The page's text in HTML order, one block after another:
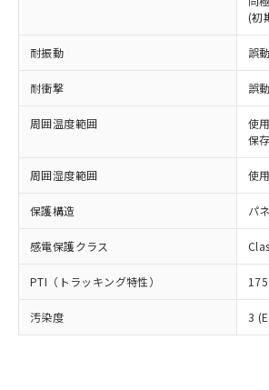
(初
耐振動 誤
耐衝撃 誤
周囲温度範囲
使
保
周囲湿度範囲 使
保護構造 パ
感電保護クラス
PTI（トラッキング特性） 175
汚染度 3
正式な納期状況および標
様のお取引先、またはお
ムロン制御機器販売店・
オムロン制御機器販売店
販売ネットワーク
事前の承諾なく第三者に
示しないようお願いします
マイパーツ機能（部品リス
ビス）をご利用いただくに
メンバーズにご登録され
あります。
お客様が当ウェブサイト
登録された部品リストに
および当社の共同利用者
(PBDE) 1000ppm以下、フタル酸ビス(2-
ル) (DEHP)(別名：DOP) 1000ppm以下、
（DBP） 1000ppm以下、フタル酸ジイ
但し、RoHS指令で産業用監視および制
フタル酸エステル類の４物質については
図的な使用がないことを確認しています。
※2 対応予定月
部品在庫の切り替え状況などに
月が前後することがあります。
※3 非含有証明書ダウンロ
ニル類) : 1000ppm、 PBDEs(ポリ臭化ジ
イソブチル) : 1000ppm、 BBP(フタル酸
DEHP(フタル酸ビス(2-エチルヘキシル))
「ｅ」：有害物質（10物質）の
準値以下であることを示します
「10」：通常の使用状況下にお
質が外部に漏えいし、環境に深
及ぼさない年数を意味します。
い合わせください。
当社は規制貨物を破棄する
全に破砕するなど、違法
いよう必要な手段を講じま
当社は貴社製品を、核兵器
ル、化学兵器、生物兵器
武器並びにこれらの製造
当社は、貴社製品を第三
場合は、上記1、2および3
該第三者に通知します。
販売先および販売に係わ
り引きをいたしません。
一定数以上の在庫あり
一定数には満たない
在庫なし(最新の在庫
いては、お客様のお
たはお客様担当のオ
機器販売店・当社販
白
受注生産機種、また
情報を公開していない